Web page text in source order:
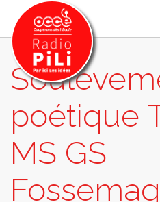
PRÉSENTATION
GRILLE DES PROGRAMMES
EMISSIONS / PODCASTS
RESSOURCES
poétique
MS GS